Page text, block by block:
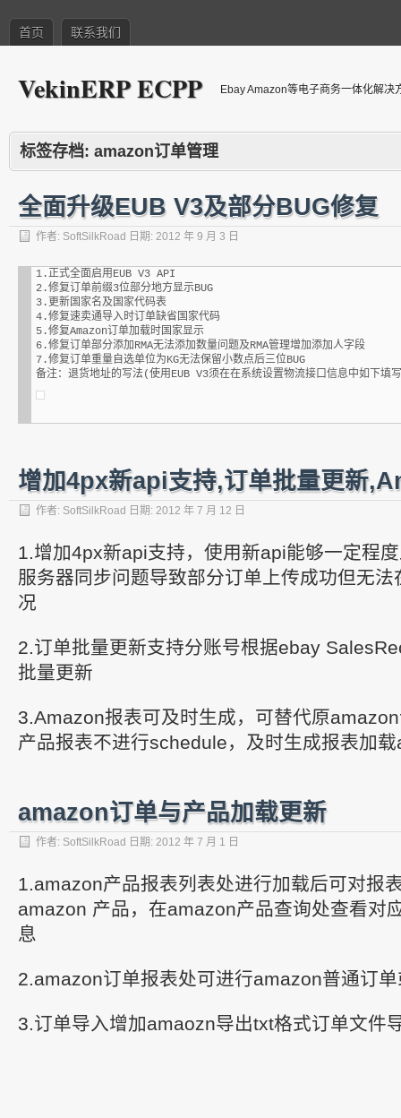
首页 联系我们
VekinERP ECPP Ebay Amazon等电子商务一体化解决
标签存档: amazon订单管理
全面升级EUB V3及部分BUG修复
作者: SoftSilkRoad 日期: 2012 年 9 月 3 日
1.正式全面启用EUB V3 API
2.修复订单前缀3位部分地方显示BUG
3.更新国家名及国家代码表
4.修复速卖通导入时订单缺省国家代码
5.修复Amazon订单加载时国家显示
6.修复订单部分添加RMA无法添加数量问题及RMA管理增加添加人字段
7.修复订单重量自选单位为KG无法保留小数点后三位BUG
增加4px新api支持,订单批量更新
作者: SoftSilkRoad 日期: 2012 年 7 月 12 日
1.增加4px新api支持，使用新api能够一定程
服务器同步问题导致部分订单上传成功但无
况
2.订单批量更新支持分账号根据ebay
批量更新
3.Amazon报表可及时生成，可替代原
产品报表不进行schedule，及时生成报表加
amazon订单与产品加载更新
作者: SoftSilkRoad 日期: 2012 年 7 月 1 日
1.amazon产品报表列表处进行加载后可对报
amazon 产品，在amazon产品查询处查看对
息
2.amazon订单报表处可进行amazon普通订
3.订单导入增加amaozn导出txt格式订单文件